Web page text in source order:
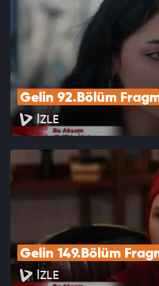
Gelin 92.Bölüm
İZLE
Gelin 149.Bölüm
İZLE